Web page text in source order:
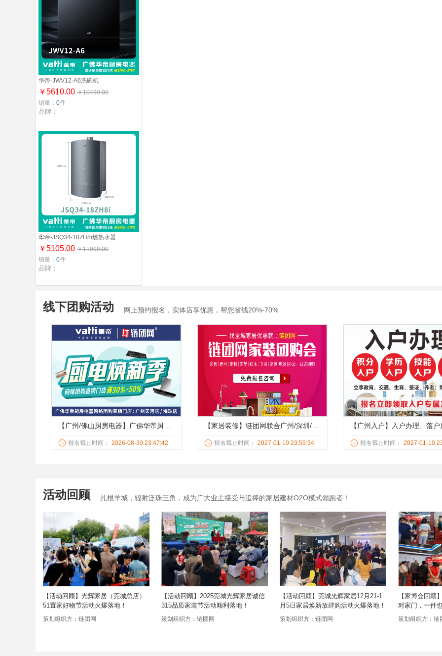
华帝-JWV12-A6洗碗机
￥5610.00 ￥10499.00
销量： 0件
品牌：
华帝-JSQ34-18ZH8i燃热水器
￥5105.00 ￥11999.00
销量： 0件
品牌：
线下团购活动 网上预约报名，实体店享优惠，帮您省钱20%-70%
【广州/佛山厨房电器】广佛华帝厨房
30%-50%！抽油烟机 、燃气灶具、
报名截止时间： 2026-08-30 23:47:42
【家居装修】链团网联合广州/深圳/东
六/日举办家具、建材、定制、床垫、
报名截止时间： 2027-01-10 23:59:34
【广州入户】入户办理、落
免费定制入户方案！
报名截止时间： 2027-01-10
活动回顾 扎根羊城，辐射泛珠三角，成为广大业主接受与追捧的家居建材O2O模式领跑者！
【活动回顾】光辉家居（莞城总店）
51置家好物节活动火爆落地！
策划组织方：链团网
【活动回顾】2025莞城光辉家居诚信
315品质家装节活动顺利落地！
策划组织方：链团网
【活动回顾】莞城光辉家居12月21-1
月5日家居焕新放肆购活动火爆落地！
策划组织方：链团网
【家博会回顾
对家门，一件
地啦！
策划组织方：链